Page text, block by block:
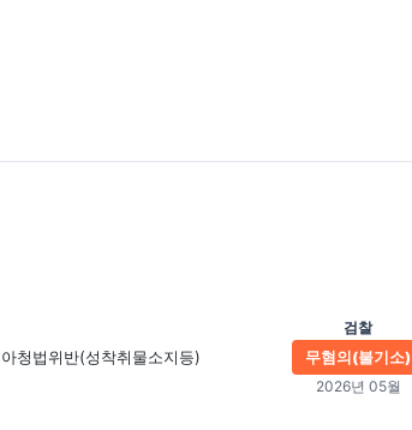
아청법위반(성착취물소지등)
검찰
무혐의(불기소)
2026년 05월